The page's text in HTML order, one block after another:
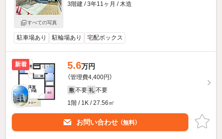
すべての写真
3階建 / 3年11ヶ月 / 木造
駐車場あり 駐輪場あり 宅配ボックス
新着 5.6万円
（管理費4,400円）
敷 不要 礼 不要
1階 / 1K / 27.56㎡
お問い合わせ （無料）